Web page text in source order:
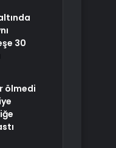
30
ölmedi